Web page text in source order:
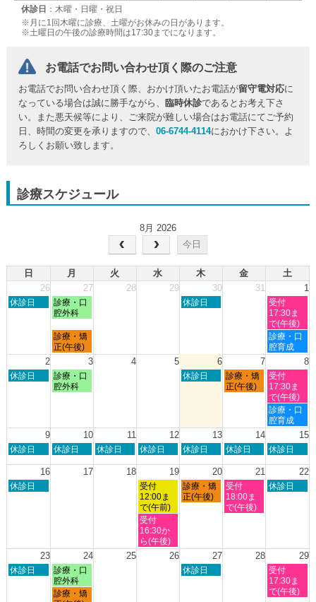
休診日 ：木曜・日曜・祝日
※月に1回木曜に診療、土曜がお休みの日があります。
※土曜日の午後の診療時間は17:30までになります。
お電話でお問い合わせ頂く際のご注意
お電話でお問い合わせ頂く際、おかけ頂いたお電話が留守電対応に
なっている場合は誠に勝手ながら、
臨時休診であるとお考え下さ
い。また悪天候等により、ご来院が難しい場合はお電話にてご予約
日、時間の変更を承りますので、06-6744-4114におかけ下さい。よ
ろしくお願い致します。
診療スケジュール
8月 2026
今日
日 月 火 水 木 金
土
26
27 28 29 30 31 1
日
26th
休診日
月
曜
7
月
27th
診療・口
腔外科
木
30th
休診日
土
曜
日,
8
月
1st
受付
17:30ま
で(午後)
月
曜
日,
月
27th
診療・矯
正(午後)
土
曜
日,
月
1st
2026
診療・口
腔育成
2 3 4 5 6 7 8
日
2nd
休診日
月
曜
3rd
診療・口
腔外科
木
6th
休診日
金
曜
7th
診療・矯
正(午後)
土
曜
日,
8
月
8th
受付
17:30ま
で(午後)
土
曜
日,
月
診療・口
腔育成
9 10 11 12 13 14 15
日
8
月
休診日
月
休診日
火
休診日
水
8
月
12th
2026
休診日
木
8
月
13th
休診日
金
8
月
14th
2026
休診日
土
8
月
休診日
16 17 18 19 20 21 22
日
2026
休診日
水
曜
日,
8
月
19th
2026
受付
12:00ま
で(午前)
木
曜
2026
診療・矯
正(午後)
金
曜
日,
2026
受付
18:00ま
で(午後)
土
2026
休診日
水
曜
日,
8
受付
16:30か
ら(午後)
23 24 25 26 27 28 29
日
休診日
月
曜
日,
診療・口
腔外科
木
休診日
土
曜
日,
受付
17:30ま
で(午後)
月
診療・矯